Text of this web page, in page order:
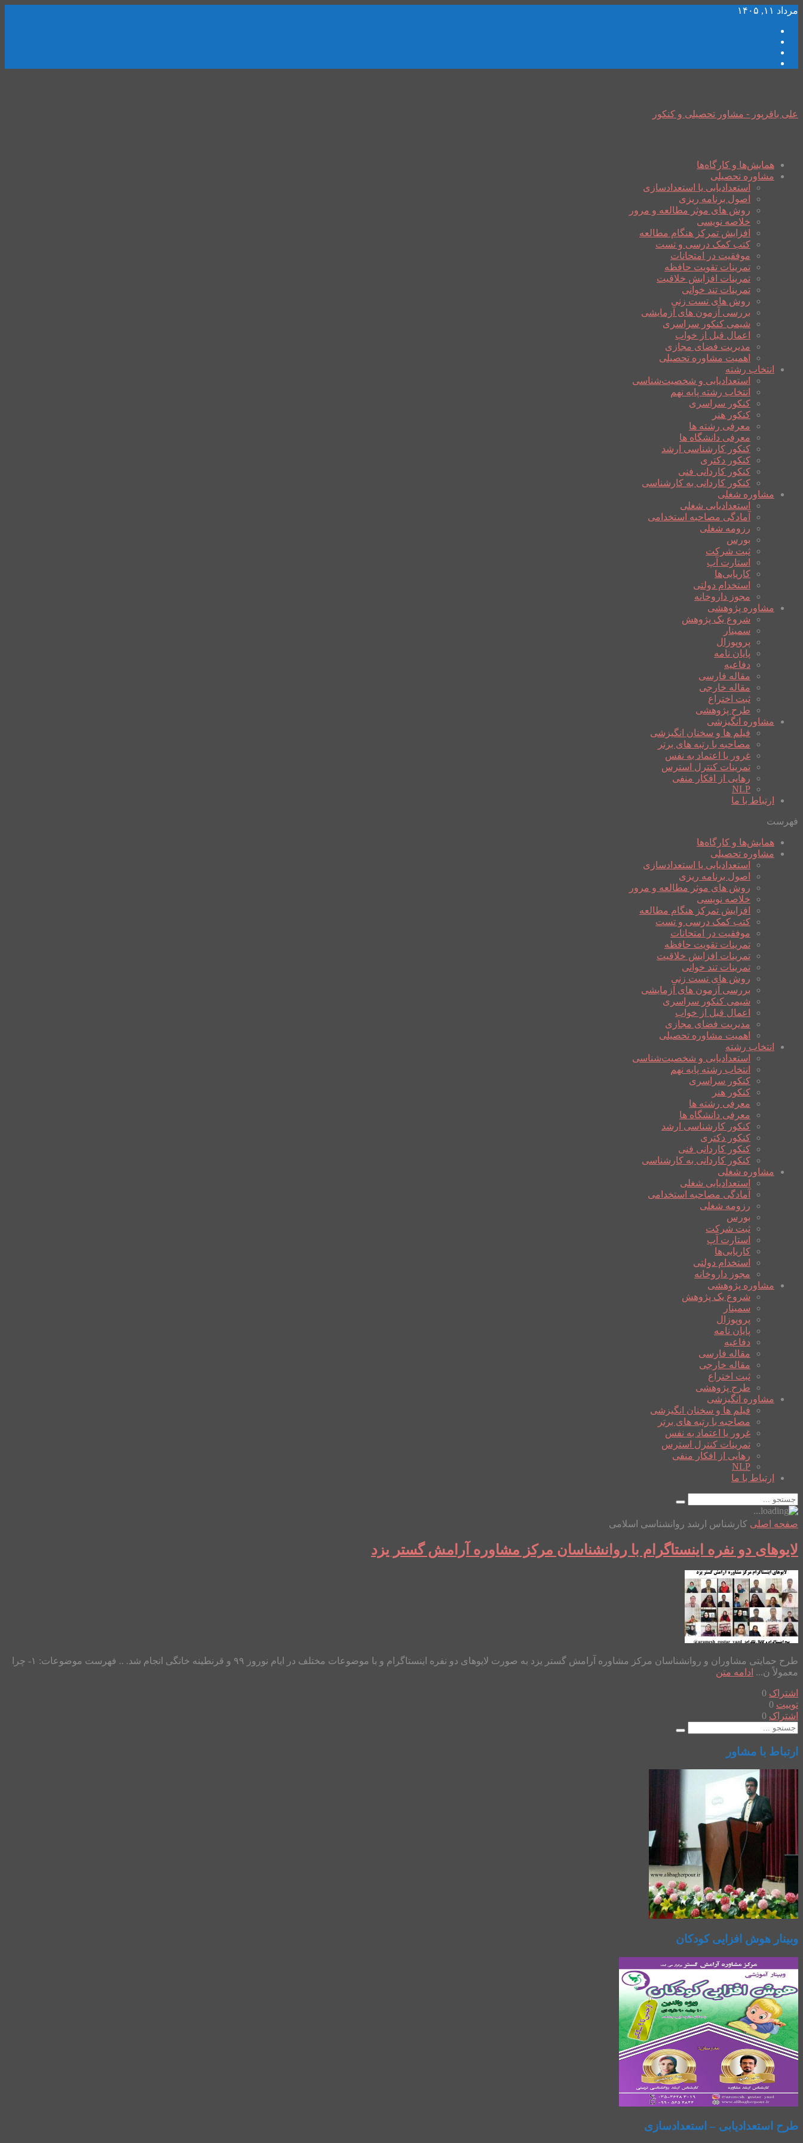
مرداد ۱۱, ۱۴۰۵
علی باقرپور - مشاور تحصیلی و کنکور
همایش‌ها و کارگاه‌ها
مشاوره تحصیلی
استعدادیابی یا استعدادسازی
اصول برنامه ریزی
روش های موثر مطالعه و مرور
خلاصه نویسی
افزایش تمرکز هنگام مطالعه
کتب کمک درسی و تست
موفقیت در امتحانات
تمرینات تقویت حافظه
تمرینات افزایش خلاقیت
تمرینات تند خوانی
روش های تست زنی
بررسی آزمون های آزمایشی
شیمی کنکور سراسری
اعمال قبل از خواب
مدیریت فضای مجازی
اهمیت مشاوره تحصیلی
انتخاب رشته
استعدادیابی و شخصیت‌شناسی
انتخاب رشته پایه نهم
کنکور سراسری
کنکور هنر
معرفی رشته ها
معرفی دانشگاه ها
کنکور کارشناسی ارشد
کنکور دکتری
کنکور کاردانی فنی
کنکور کاردانی به کارشناسی
مشاوره شغلی
استعدادیابی شغلی
آمادگی مصاحبه استخدامی
رزومه شغلی
بورس
ثبت شرکت
استارت آپ
کاریابی‌ها
استخدام دولتی
مجوز داروخانه
مشاوره پژوهشی
شروع یک پژوهش
سمینار
پروپوزال
پایان نامه
دفاعیه
مقاله فارسی
مقاله خارجی
ثبت اختراع
طرح پژوهشی
مشاوره انگیزشی
فیلم ها و سخنان انگیزشی
مصاحبه با رتبه های برتر
غرور یا اعتماد به نفس
تمرینات کنترل استرس
رهایی از افکار منفی
NLP
ارتباط با ما
فهرست
همایش‌ها و کارگاه‌ها
مشاوره تحصیلی
استعدادیابی یا استعدادسازی
اصول برنامه ریزی
روش های موثر مطالعه و مرور
خلاصه نویسی
افزایش تمرکز هنگام مطالعه
کتب کمک درسی و تست
موفقیت در امتحانات
تمرینات تقویت حافظه
تمرینات افزایش خلاقیت
تمرینات تند خوانی
روش های تست زنی
بررسی آزمون های آزمایشی
شیمی کنکور سراسری
اعمال قبل از خواب
مدیریت فضای مجازی
اهمیت مشاوره تحصیلی
انتخاب رشته
استعدادیابی و شخصیت‌شناسی
انتخاب رشته پایه نهم
کنکور سراسری
کنکور هنر
معرفی رشته ها
معرفی دانشگاه ها
کنکور کارشناسی ارشد
کنکور دکتری
کنکور کاردانی فنی
کنکور کاردانی به کارشناسی
مشاوره شغلی
استعدادیابی شغلی
آمادگی مصاحبه استخدامی
رزومه شغلی
بورس
ثبت شرکت
استارت آپ
کاریابی‌ها
استخدام دولتی
مجوز داروخانه
مشاوره پژوهشی
شروع یک پژوهش
سمینار
پروپوزال
پایان نامه
دفاعیه
مقاله فارسی
مقاله خارجی
ثبت اختراع
طرح پژوهشی
مشاوره انگیزشی
فیلم ها و سخنان انگیزشی
مصاحبه با رتبه های برتر
غرور یا اعتماد به نفس
تمرینات کنترل استرس
رهایی از افکار منفی
NLP
ارتباط با ما
صفحه اصلی کارشناس ارشد روانشناسی اسلامی
لایوهای دو نفره اینستاگرام با روانشناسان مرکز مشاوره آرامش گستر یزد
طرح حمایتی مشاوران و روانشناسان مرکز مشاوره آرامش گستر یزد به صورت لایوهای دو نفره اینستاگرام و با موضوعات مختلف در ایام نوروز ۹۹ و قرنطینه خانگی انجام شد. .. فهرست موضوعات: ۱- چرا
معمولاً ن... ادامه متن
اشتراک 0
توییت 0
اشتراک 0
ارتباط با مشاور
وبینار هوش افزایی کودکان
طرح استعدادیابی – استعدادسازی